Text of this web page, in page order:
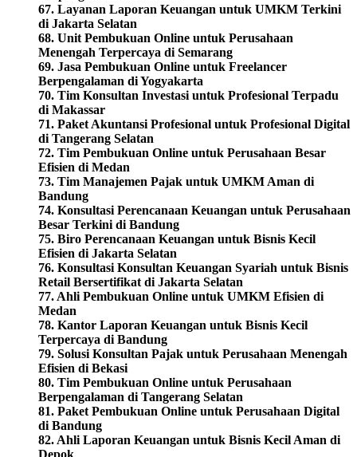
67. Layanan Laporan Keuangan untuk UMKM Terkini
di Jakarta Selatan
68. Unit Pembukuan Online untuk Perusahaan
Menengah Terpercaya di Semarang
69. Jasa Pembukuan Online untuk Freelancer
Berpengalaman di Yogyakarta
70. Tim Konsultan Investasi untuk Profesional Terpadu
di Makassar
71. Paket Akuntansi Profesional untuk Profesional Digital
di Tangerang Selatan
72. Tim Pembukuan Online untuk Perusahaan Besar
Efisien di Medan
73. Tim Manajemen Pajak untuk UMKM Aman di
Bandung
74. Konsultasi Perencanaan Keuangan untuk Perusahaan
Besar Terkini di Bandung
75. Biro Perencanaan Keuangan untuk Bisnis Kecil
Efisien di Jakarta Selatan
76. Konsultasi Konsultan Keuangan Syariah untuk Bisnis
Retail Bersertifikat di Jakarta Selatan
77. Ahli Pembukuan Online untuk UMKM Efisien di
Medan
78. Kantor Laporan Keuangan untuk Bisnis Kecil
Terpercaya di Bandung
79. Solusi Konsultan Pajak untuk Perusahaan Menengah
Efisien di Bekasi
80. Tim Pembukuan Online untuk Perusahaan
Berpengalaman di Tangerang Selatan
81. Paket Pembukuan Online untuk Perusahaan Digital
di Bandung
82. Ahli Laporan Keuangan untuk Bisnis Kecil Aman di
Depok